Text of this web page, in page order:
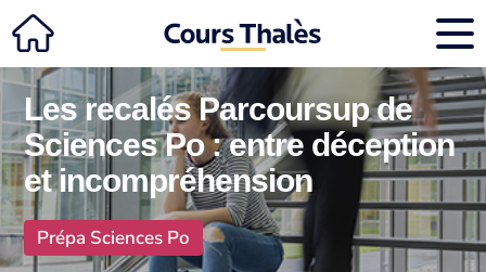
Les recalés Parcoursup de
Sciences Po : entre déception
et incompréhension
Prépa Sciences Po